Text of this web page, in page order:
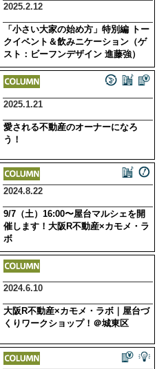
2025.2.12
「小さい大家の始め方」特別編 トー
クイベント＆飲みニケーション（ゲ
スト：ビーフンデザイン 進藤強）
2025.1.21
愛される不動産のオーナーになろ
う！
2024.8.22
9/7（土）16:00〜屋台マルシェを開
催します！大阪R不動産×カモメ・ラ
ボ
2024.6.10
大阪R不動産×カモメ・ラボ｜屋台づ
くりワークショップ！＠城東区